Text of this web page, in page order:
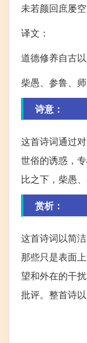
未若颜回庶屡空
译文：
道德修养自古
柴愚、参鲁、
诗意：
这首诗词通过
世俗的诱惑，
比之下，柴愚
赏析：
这首诗词以简
那些只是表面
望和外在的干
批评。整首诗